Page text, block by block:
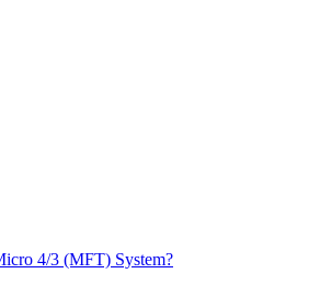
4/3 (MFT) System?